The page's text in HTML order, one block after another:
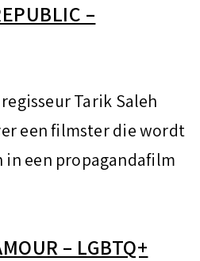
–
Tarik Saleh
een filmster die wordt
in een propagandafilm
– LGBTQ+